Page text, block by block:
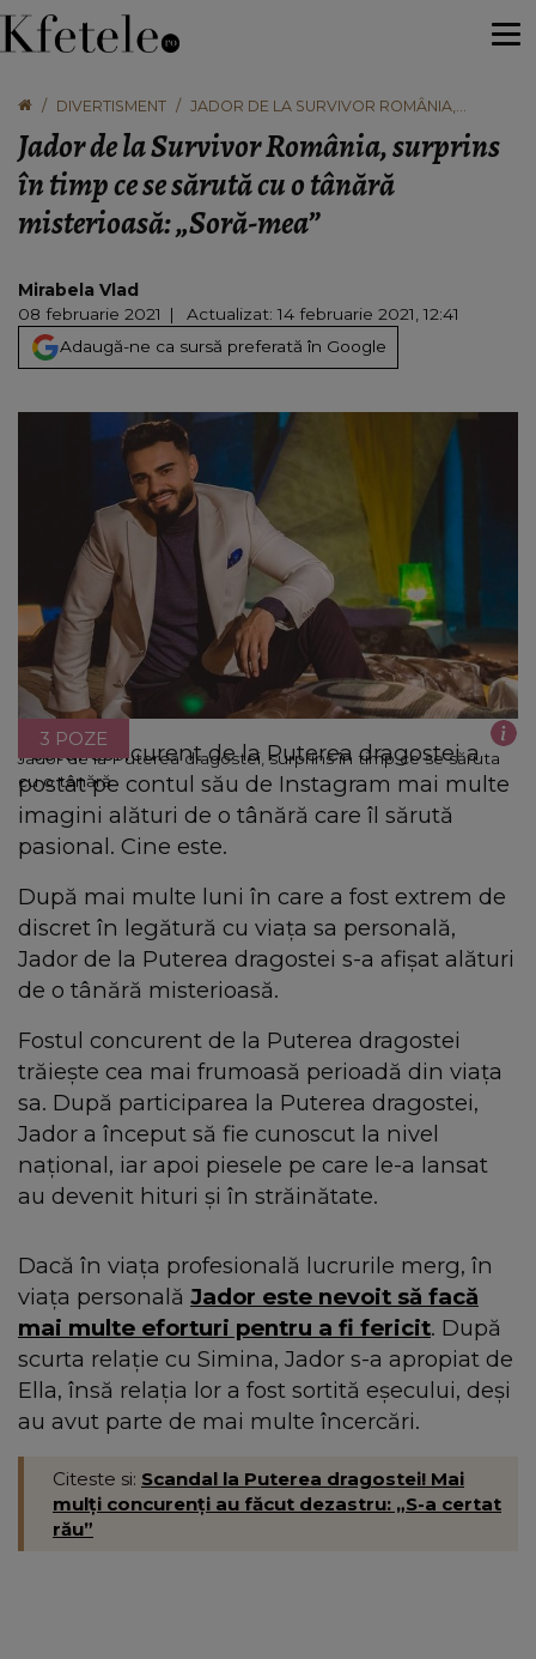
DIVERTISMENT
JADOR DE LA SURVIVOR ROMÂNIA,
TÂNĂRĂ MISTERIOASĂ: „SORĂ-MEA”
Jador de la Survivor România, surprins
în timp ce se sărută cu o tânără
misterioasă: „Soră-mea”
Mirabela Vlad
08 februarie 2021
Actualizat: 14 februarie 2021, 12:41
Adaugă-ne ca sursă preferată în Google
Jador de la Puterea dragostei, surprins în timp ce se săruta
cu o tânără
3 POZE
Fostul concurent de la Puterea dragostei a
postat pe contul său de Instagram mai multe
imagini alături de o tânără care îl sărută
pasional. Cine este.
După mai multe luni în care a fost extrem de
discret în legătură cu viața sa personală,
Jador de la Puterea dragostei s-a afișat alături
de o tânără misterioasă.
Fostul concurent de la Puterea dragostei
trăiește cea mai frumoasă perioadă din viața
sa. După participarea la Puterea dragostei,
Jador a început să fie cunoscut la nivel
național, iar apoi piesele pe care le-a lansat
au devenit hituri și în străinătate.
Dacă în viața profesională lucrurile merg, în
viața personală Jador este nevoit să facă
mai multe eforturi pentru a fi fericit. După
scurta relație cu Simina, Jador s-a apropiat de
Ella, însă relația lor a fost sortită eșecului, deși
au avut parte de mai multe încercări.
Citeste si: Scandal la Puterea dragostei! Mai
mulți concurenți au făcut dezastru: „S-a certat
rău”